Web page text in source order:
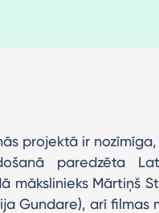
projektā ir
paredzēta
mākslinieks Mārtiņš
Gundare), arī filmas